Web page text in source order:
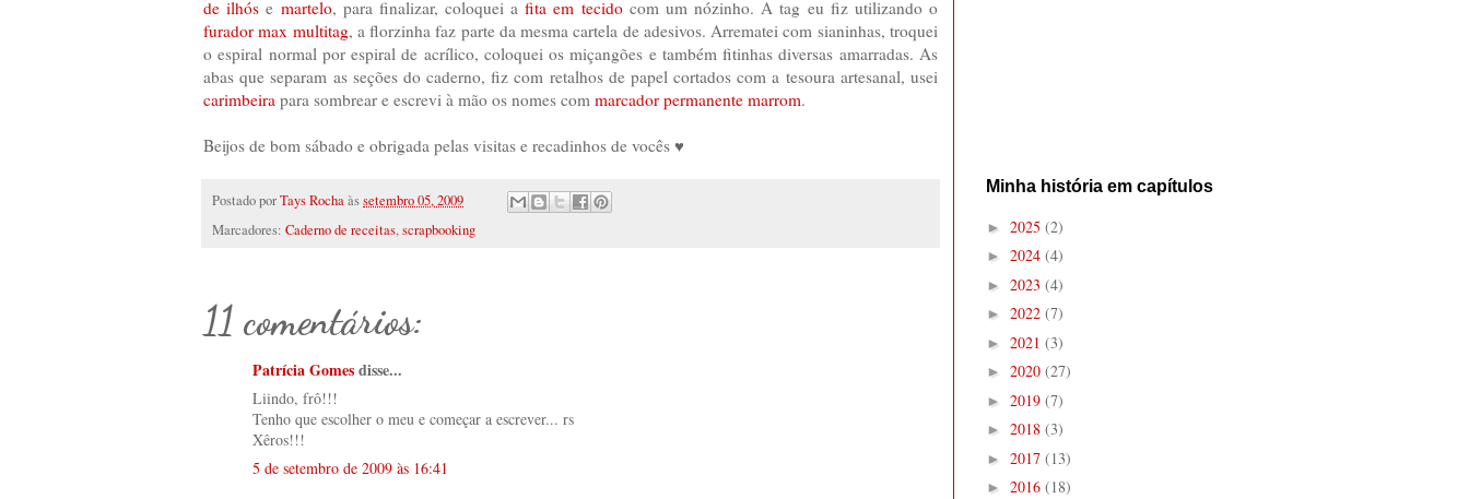
de ilhós e martelo, para finalizar, coloquei afita em tecidocom um nózinho. A tag eu fiz utilizando o
furador max multitag, a florzinha faz parte da mesma cartela de adesivos. Arrematei com sianinhas, troquei
o espiral normal por espiral de acrílico, coloquei os miçangões e também fitinhas diversas amarradas. As
abas que separam as seções do caderno, fiz com retalhos de papel cortados com a tesoura artesanal, usei
carimbeira para sombrear e escrevi à mão os nomes com marcador permanente marrom.
Beijos de bom sábado e obrigada pelas visitas e recadinhos de vocês ♥
Postado porTays Rochaàssetembro 05, 2009
Marcadores: Caderno de receitas,scrapbooking
11 comentários:
Patrícia Gomesdisse...
Liindo, frô!!!
Tenho que escolher o meu e começar a escrever... rs
Xêros!!!
5 de setembro de 2009 às 16:41
Minha história em capítulos
► 2025 (2)
► 2024 (4)
► 2023 (4)
► 2022 (7)
► 2021 (3)
► 2020 (27)
► 2019 (7)
► 2018 (3)
► 2017 (13)
► 2016 (18)